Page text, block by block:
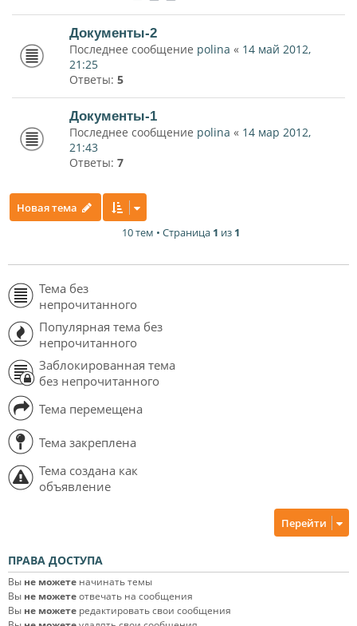
Документы-2
Последнее сообщение polina « 14 май 2012,
21:25
Ответы: 5
Документы-1
Последнее сообщение polina « 14 мар 2012,
21:43
Ответы: 7
Новая тема
10 тем • Страница 1 из 1
Тема без
непрочитанного
Популярная тема без
непрочитанного
Заблокированная тема
без непрочитанного
Тема перемещена
Тема закреплена
Тема создана как
объявление
Перейти
ПРАВА ДОСТУПА
Вы не можете начинать темы
Вы не можетеотвечать на сообщения
Вы не можете редактировать свои сообщения